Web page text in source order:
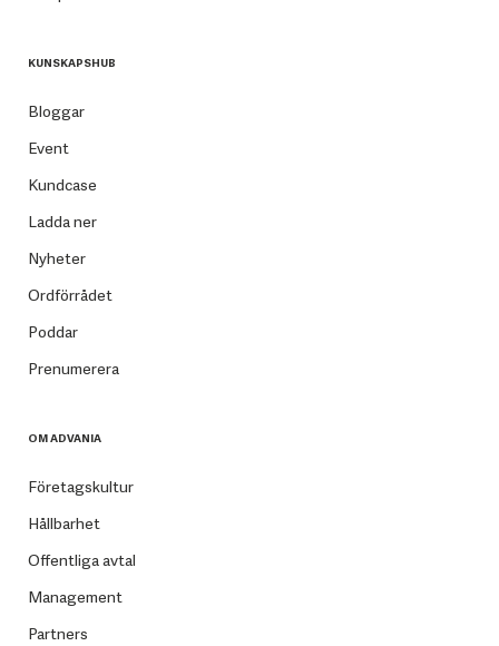
KUNSKAPSHUB
Bloggar
Event
Kundcase
Ladda ner
Nyheter
Ordförrådet
Poddar
Prenumerera
OM ADVANIA
Företagskultur
Hållbarhet
Offentliga avtal
Management
Partners